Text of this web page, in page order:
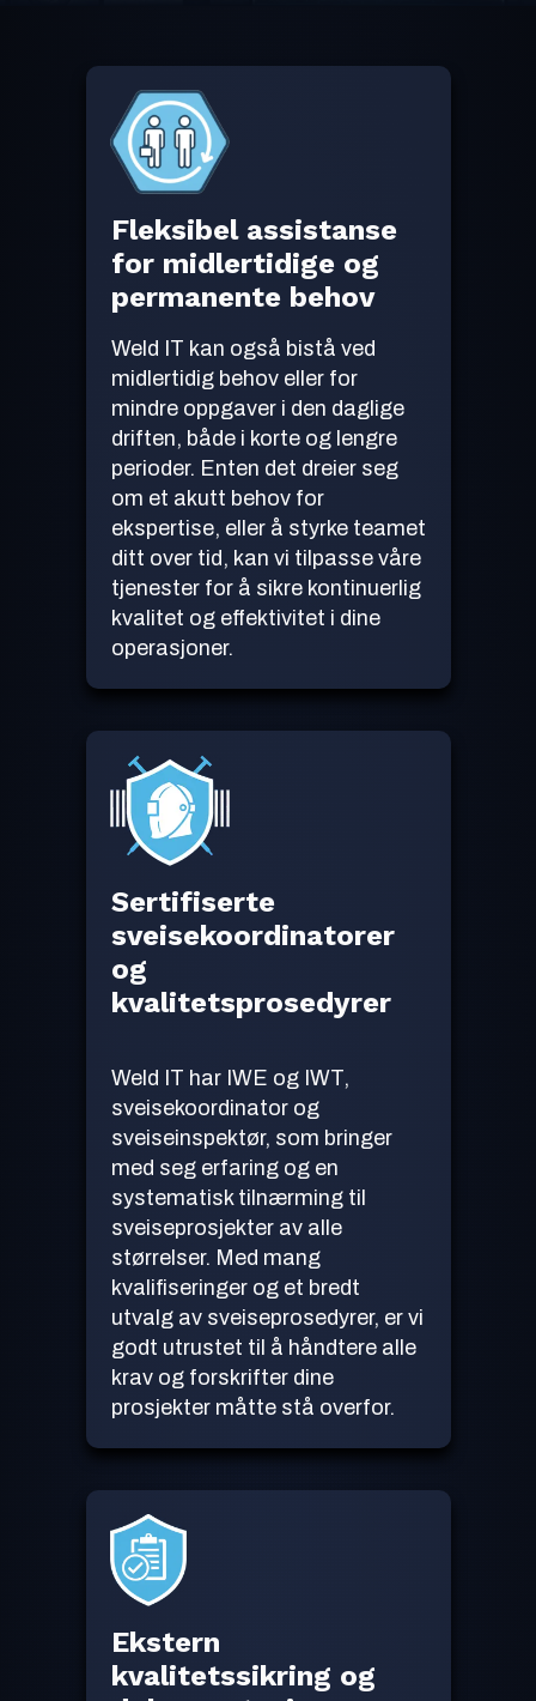
Fleksibel assistanse
for midlertidige og
permanente behov
Weld IT kan også bistå ved
midlertidig behov eller for
mindre oppgaver i den daglige
driften, både i korte og lengre
perioder. Enten det dreier seg
om et akutt behov for
ekspertise, eller å styrke teamet
ditt over tid, kan vi tilpasse våre
tjenester for å sikre kontinuerlig
kvalitet og effektivitet i dine
operasjoner.
Sertifiserte
sveisekoordinatorer
og
kvalitetsprosedyrer
Weld IT har IWE og IWT,
sveisekoordinator og
sveiseinspektør, som bringer
med seg erfaring og en
systematisk tilnærming til
sveiseprosjekter av alle
størrelser. Med mang
kvalifiseringer og et bredt
utvalg av sveiseprosedyrer, er vi
godt utrustet til å håndtere alle
krav og forskrifter dine
prosjekter måtte stå overfor.
Ekstern
kvalitetssikring og